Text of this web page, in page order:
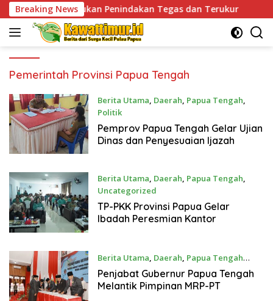
Skip
to
content
Breaking News
Lakukan Penindakan Tegas dan Terukur Tingkatkan
Pemerintah Provinsi Papua Tengah
Berita Utama, Daerah, Papua Tengah,
Politik
March 27, 2024
Pemprov Papua Tengah Gelar Ujian
Dinas dan Penyesuaian Ijazah
Berita Utama, Daerah, Papua Tengah,
Uncategorized
March 22, 2024
TP-PKK Provinsi Papua Gelar
Ibadah Peresmian Kantor
Berita Utama, Daerah, Papua Tengah
February 1, 2024
Penjabat Gubernur Papua Tengah
Melantik Pimpinan MRP-PT